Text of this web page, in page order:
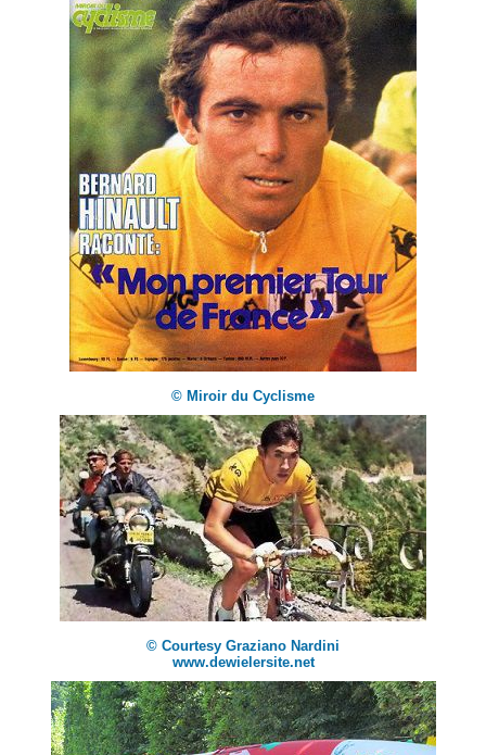
© Miroir du Cyclisme
© Courtesy Graziano Nardini
www.dewielersite.net